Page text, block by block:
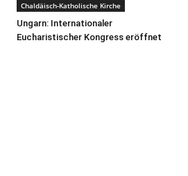
Chaldäisch-Katholische Kirche
Ungarn: Internationaler
Eucharistischer Kongress eröffnet